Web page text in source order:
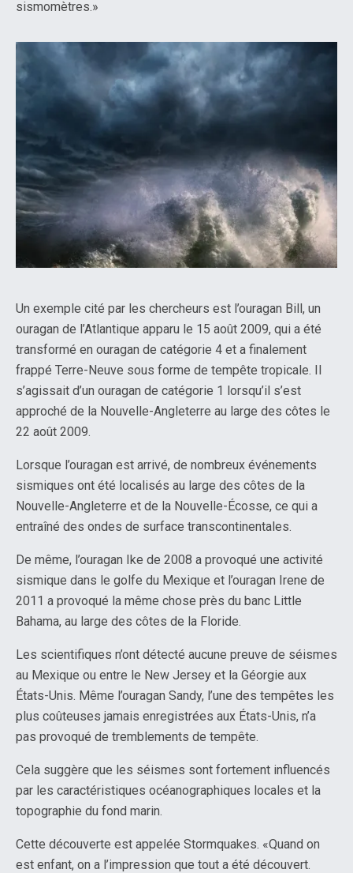
sismomètres.»
Un exemple cité par les chercheurs est l’ouragan Bill, un
ouragan de l’Atlantique apparu le 15 août 2009, qui a été
transformé en ouragan de catégorie 4 et a finalement
frappé Terre-Neuve sous forme de tempête tropicale. Il
s’agissait d’un ouragan de catégorie 1 lorsqu’il s’est
approché de la Nouvelle-Angleterre au large des côtes le
22 août 2009.
Lorsque l’ouragan est arrivé, de nombreux événements
sismiques ont été localisés au large des côtes de la
Nouvelle-Angleterre et de la Nouvelle-Écosse, ce qui a
entraîné des ondes de surface transcontinentales.
De même, l’ouragan Ike de 2008 a provoqué une activité
sismique dans le golfe du Mexique et l’ouragan Irene de
2011 a provoqué la même chose près du banc Little
Bahama, au large des côtes de la Floride.
Les scientifiques n’ont détecté aucune preuve de séismes
au Mexique ou entre le New Jersey et la Géorgie aux
États-Unis. Même l’ouragan Sandy, l’une des tempêtes les
plus coûteuses jamais enregistrées aux États-Unis, n’a
pas provoqué de tremblements de tempête.
Cela suggère que les séismes sont fortement influencés
par les caractéristiques océanographiques locales et la
topographie du fond marin.
Cette découverte est appelée Stormquakes. «Quand on
est enfant, on a l’impression que tout a été découvert.